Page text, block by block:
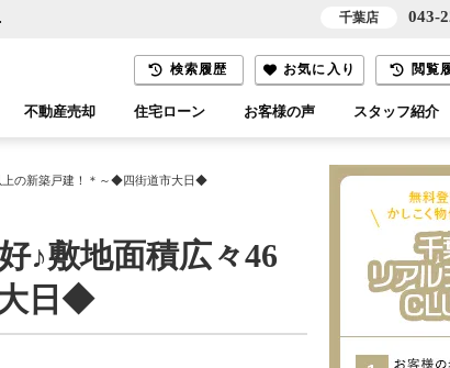
葉リアルティー
検索履歴 お気に入り 閲覧
更津エリア
不動産売却 住宅ローン お客様の声 スタッフ紹介
上の新築戸建！＊～◆四街道市大日◆
♪敷地面積広々46
日◆
千葉店 043-